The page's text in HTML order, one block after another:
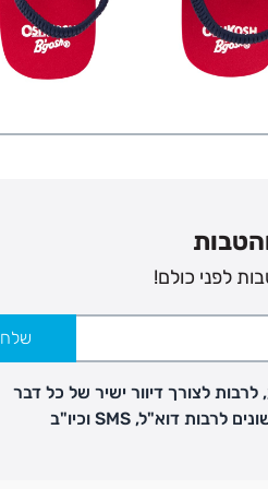
לפני כולם!
שלח
לצורך דיוור ישיר של כל דבר